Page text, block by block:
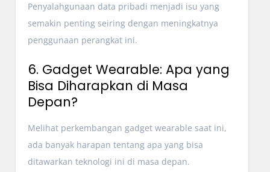
Penyalahgunaan data pribadi menjadi isu yang
semakin penting seiring dengan meningkatnya
penggunaan perangkat ini.
6. Gadget Wearable: Apa yang
Bisa Diharapkan di Masa
Depan?
Melihat perkembangan gadget wearable saat ini,
ada banyak harapan tentang apa yang bisa
ditawarkan teknologi ini di masa depan.